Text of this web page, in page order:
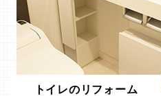
トイレのリフォーム